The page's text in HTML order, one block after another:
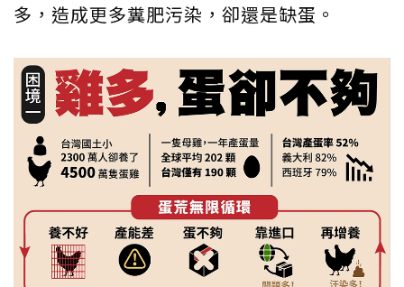
多，造成更多糞肥污染，卻還是缺蛋。